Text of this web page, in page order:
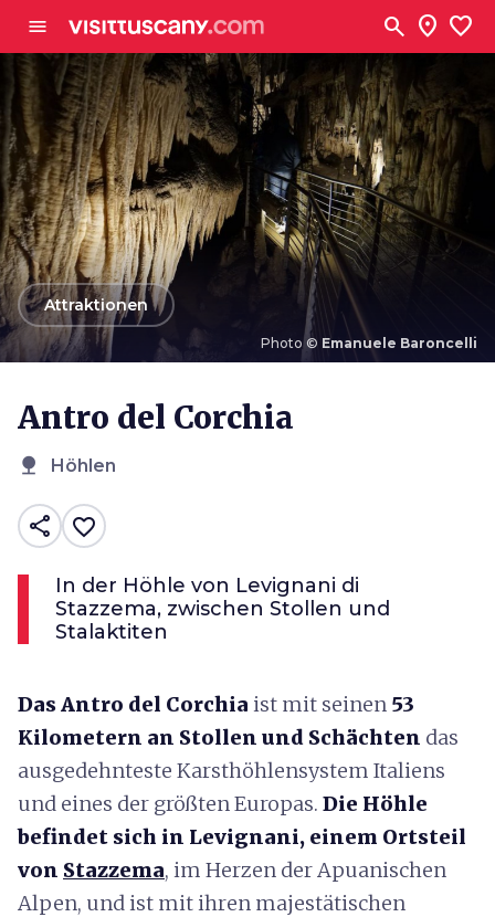
menu search location_on favorite
Photo © Emanuele Baroncelli
arrow_backAttraktionen
Antro del Corchia
nature Höhlen
share favorite_border
In der Höhle von Levignani di
Stazzema, zwischen Stollen und
Stalaktiten
Das Antro del Corchia ist mit seinen 53
Kilometern an Stollen und Schächten das
ausgedehnteste Karsthöhlensystem Italiens
und eines der größten Europas. Die Höhle
befindet sich in Levignani, einem Ortsteil
von Stazzema, im Herzen der Apuanischen
Alpen, und ist mit ihren majestätischen